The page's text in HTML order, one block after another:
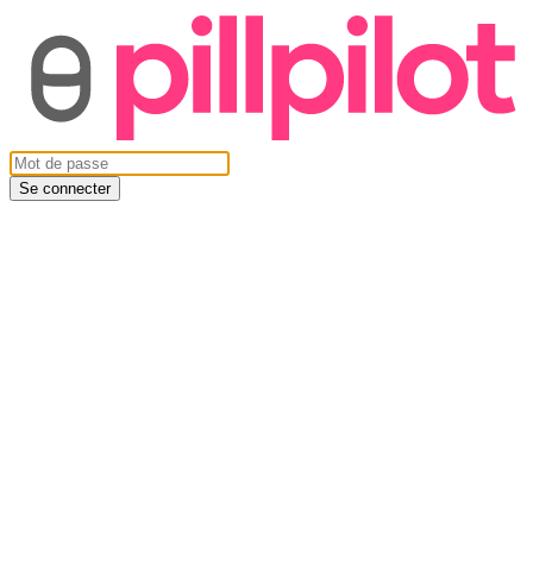
Se connecter